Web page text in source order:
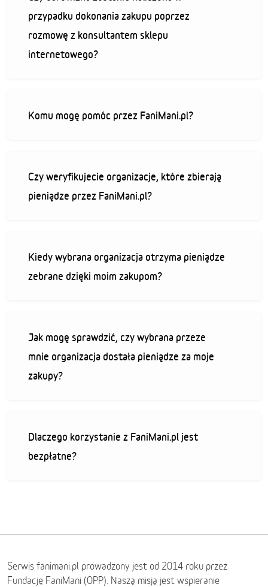
przypadku dokonania zakupu poprzez
rozmowę z konsultantem sklepu
internetowego?
Komu mogę pomóc przez FaniMani.pl?
Czy weryfikujecie organizacje, które zbierają
pieniądze przez FaniMani.pl?
Kiedy wybrana organizacja otrzyma pieniądze
zebrane dzięki moim zakupom?
Jak mogę sprawdzić, czy wybrana przeze
mnie organizacja dostała pieniądze za moje
zakupy?
Dlaczego korzystanie z FaniMani.pl jest
bezpłatne?
Serwis fanimani.pl prowadzony jest od 2014 roku przez
Fundację FaniMani (OPP). Naszą misją jest wspieranie